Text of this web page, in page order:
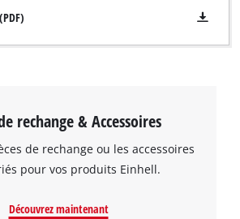
rechange & Accessoires
de rechange ou les accessoires
pour vos produits Einhell.
Découvrez maintenant